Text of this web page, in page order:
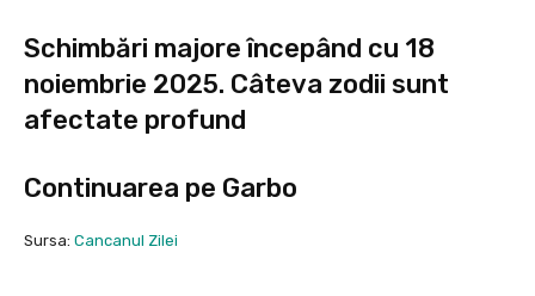
Schimbări majore începând cu 18
noiembrie 2025. Câteva zodii sunt
afectate profund
Continuarea pe Garbo
Sursa: Cancanul Zilei